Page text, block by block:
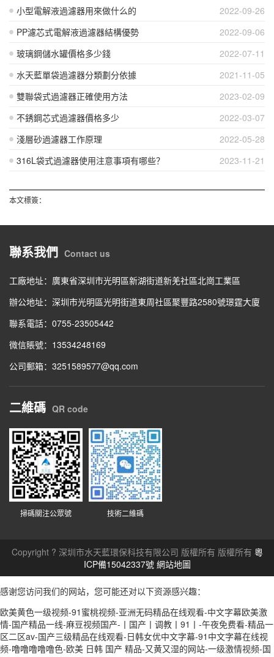
2022-09-26
小型電解液過濾器用來做什么的
2022-09-06
PP濾芯式電解液過濾器結構優勢
2022-07-11
玻璃鋼儲水罐價格多少錢
2021-11-05
水天藍單袋過濾器分類劃分依據
2023-02-09
雙聯袋式過濾器正確使用方法
2022-03-07
不銹鋼芯式過濾器價格多少
2022-05-28
淺層砂過濾器工作原理
2023-11-21
316L袋式過濾器使用注意事項有哪些？
本文標簽：
聯系我們 Contact us
工廠地址：廣東省深圳市光明區新湖街道新羌社區北崗工業區
辦公地址：深圳市光明區光明街道東周社區聚豐路2580號璟霆大廈
聯系電話：0755-23505442
微信賬號：13534248169
公司郵箱：3251589577@qq.com
二維碼 QR code
掃碼關注公眾號 技術二維碼
Copyright ? 深圳市水天藍環保科技有限公司 版權所有 版權所有 粵
ICP備15042337號 網站地圖
感谢您访问我们的网站，您可能还对以下资源感兴趣：
欧美黄色一级视频-91蜜桃视频-亚洲无码精品在线观看-中文字幕欧美激
情-国产精品一线-麻豆视频国产-丨国产丨调教丨91丨-午夜免费看-精品一
区二区av-国产三级精品在线观看-日韩女优中文字幕-91中文字幕在线视
频-噜噜噜噜噜色-欧美 日韩 国产 精品-又黄又湿的网站-一级激情视频-国